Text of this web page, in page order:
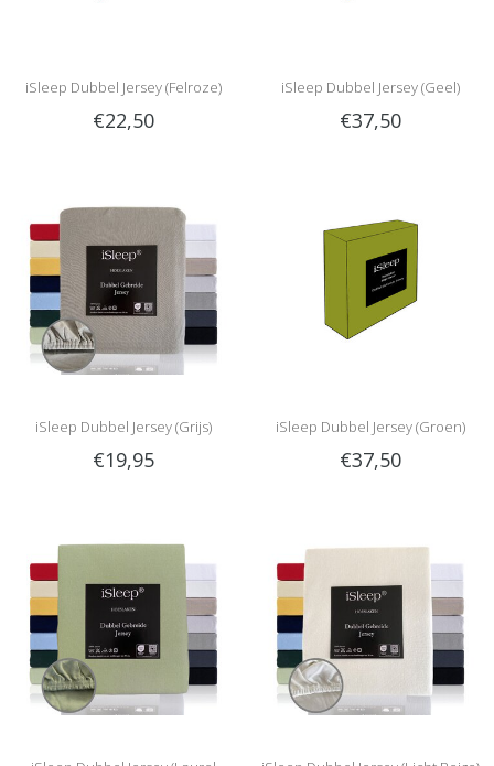
iSleep Dubbel Jersey (Felroze)
€22,50
iSleep Dubbel Jersey (Geel)
€37,50
iSleep Dubbel Jersey (Grijs)
€19,95
iSleep Dubbel Jersey (Groen)
€37,50